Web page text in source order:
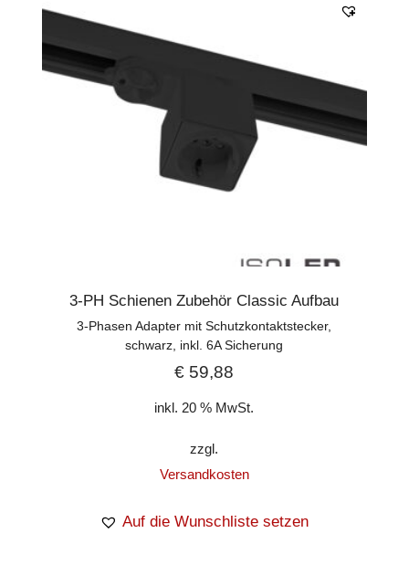
3-PH Schienen Zubehör Classic Aufbau
3-Phasen Adapter mit Schutzkontaktstecker,
schwarz, inkl. 6A Sicherung
€ 59,88
inkl. 20 % MwSt.
zzgl.
Versandkosten
Auf die Wunschliste setzen